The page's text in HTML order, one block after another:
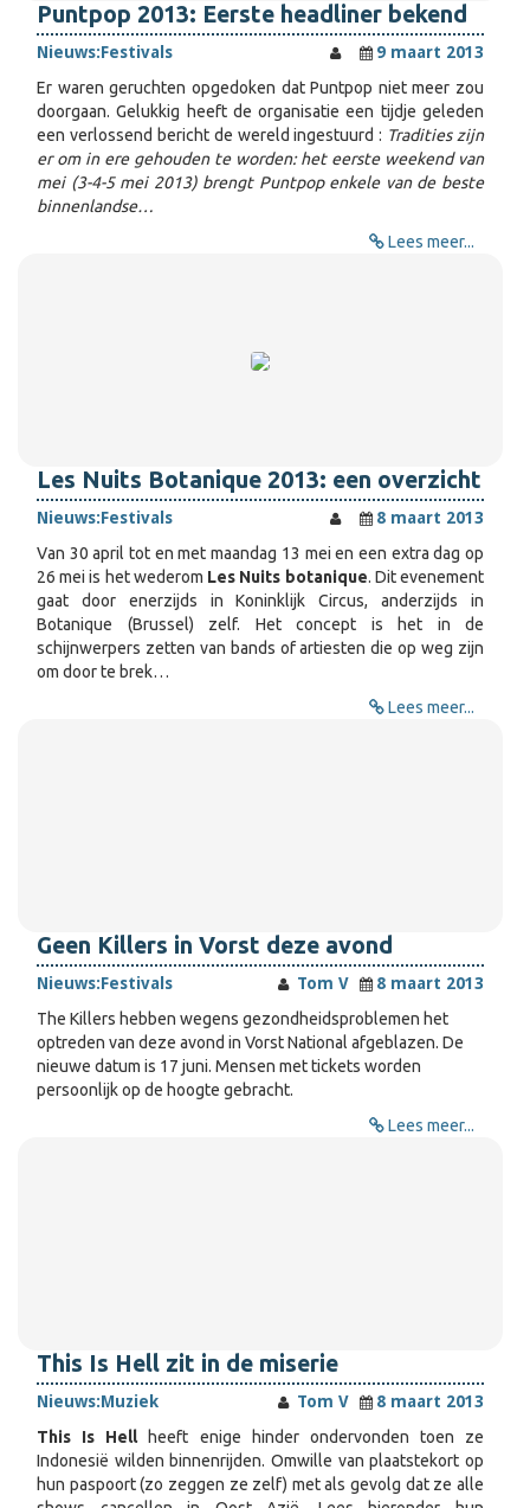
Puntpop 2013: Eerste headliner bekend
Nieuws:Festivals
9 maart 2013
Er waren geruchten opgedoken dat Puntpop niet meer zou
doorgaan. Gelukkig heeft de organisatie een tijdje geleden
een verlossend bericht de wereld ingestuurd : Tradities zijn
er om in ere gehouden te worden: het eerste weekend van
mei (3-4-5 mei 2013) brengt Puntpop enkele van de beste
binnenlandse…
Lees meer...
Les Nuits Botanique 2013: een overzicht
Nieuws:Festivals
8 maart 2013
Van 30 april tot en met maandag 13 mei en een extra dag op
26 mei is het wederom Les Nuits botanique. Dit evenement
gaat door enerzijds in Koninklijk Circus, anderzijds in
Botanique (Brussel) zelf. Het concept is het in de
schijnwerpers zetten van bands of artiesten die op weg zijn
om door te brek…
Lees meer...
Geen Killers in Vorst deze avond
Nieuws:Festivals Tom V
8 maart 2013
The Killers hebben wegens gezondheidsproblemen het
optreden van deze avond in Vorst National afgeblazen. De
nieuwe datum is 17 juni. Mensen met tickets worden
persoonlijk op de hoogte gebracht.
Lees meer...
This Is Hell zit in de miserie
Nieuws:Muziek Tom V
8 maart 2013
This Is Hellheeft enige hinder ondervonden toen ze
Indonesië wilden binnenrijden. Omwille van plaatstekort op
hun paspoort (zo zeggen ze zelf) met als gevolg dat ze alle